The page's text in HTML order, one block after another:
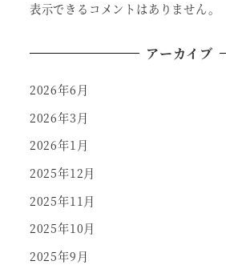
表示できるコメントはありません。
アーカイブ
2026年6月
2026年3月
2026年1月
2025年12月
2025年11月
2025年10月
2025年9月